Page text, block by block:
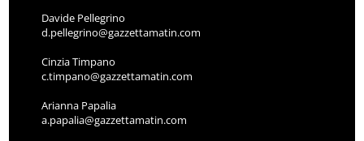
Davide Pellegrino
d.pellegrino@gazzettamatin.com
Cinzia Timpano
c.timpano@gazzettamatin.com
Arianna Papalia
a.papalia@gazzettamatin.com